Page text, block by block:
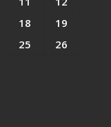
18
19
25
26